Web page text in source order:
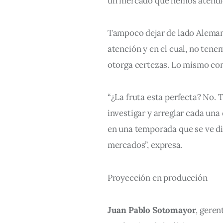
Tampoco dejar de lado
atención y en el cual, no
otorga certezas. Lo mismo
“¿La fruta esta perfecta? No.
investigar y arreglar cada
en una temporada que se ve
mercados”, expresa.
Proyección en producción
Juan Pablo Sotomayor,